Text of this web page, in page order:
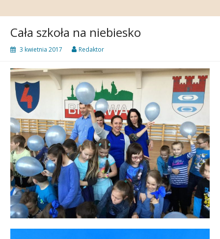
Cała szkoła na niebiesko
3 kwietnia 2017 Redaktor